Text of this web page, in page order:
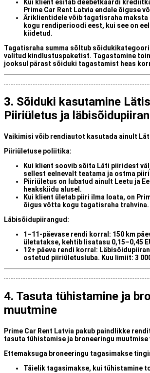
Kui klient esitab deebetkaardi
Prime Car Rent Latvia endale õiguse
Äriklientidelevõib tagatisraha maksta
kogu rendiperioodi eest, kui see on
kiidetud.
Tagatisraha summa sõltub
valitud kindlustuspaketist. Tagastamine
jooksul pärast sõiduki tagastamist heas
3. Sõiduki kasutamine
Piiriületus ja
Vaikimisi võib rendiautot kasutada ainult
Piiriületuse poliitika:
Kui klient soovib sõita Läti piiridest
sellest eelnevalt teatama ja ostma
Piiriületus on lubatud ainult Leetu ja
heakskiidu alusel.
Kui klient ületab piiri ilma loata, on
õigus võtta kogu tagatisraha trahvina.
Läbisõidupiirangud:
1–11-päevase rendi korral : 150 km
ületatakse, kehtib lisatasu 0,15–0,45
12+ päeva rendi korral :
ostetud piiriületusluba. Kuu limiit: 3
4. Tasuta tühistamine ja
muutmine
Prime Car Rent Latvia pakub paindlikke
tasuta tühistamise ja broneeringu muutmise
Ettemaksuga broneeringu tagasimakse
Täielik tagasimakse, kui tühistamine